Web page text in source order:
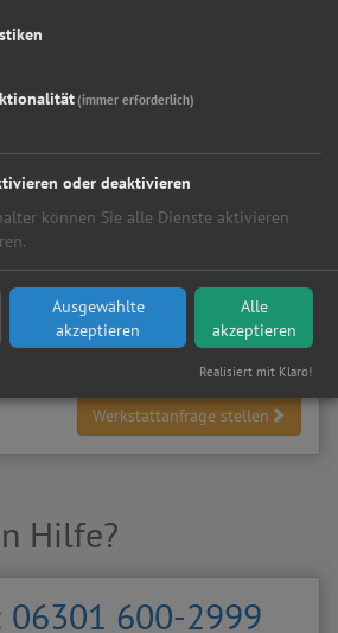
Schmidt auto service technik
auf Autoreparaturen.de aktivieren und
an diese
KFZ-Werkstatt
Reparaturanfrage
Werkstattanfrage stellen
Hilfe?
06301 600-2999
(immer erforderlich)
oder deaktivieren
können Sie alle Dienste aktivieren
Ausgewählte
akzeptieren
Alle
akzeptieren
Realisiert mit Klaro!